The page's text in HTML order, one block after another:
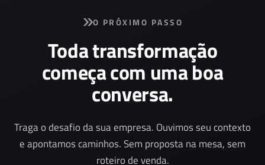
O PRÓXIMO PASSO
Toda transformação
começa com uma boa
conversa.
Traga o desafio da sua empresa. Ouvimos seu contexto
e apontamos caminhos. Sem proposta na mesa, sem
roteiro de venda.